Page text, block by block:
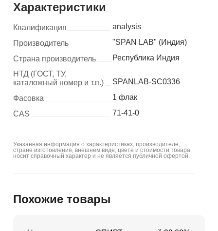
Характеристики
Квалификация
analysis
Производитель
"SPAN LAB" (Индия)
Страна производитель
Республика Индия
НТД (ГОСТ, ТУ,
каталожный номер и т.п.)
SPANLAB-SC0336
Фасовка
1 флак
CAS
71-41-0
Указанная информация о характеристиках, производителе,
стране изготовления, внешнем виде, цвете и стоимости товара
носит справочный характер и не является публичной офертой.
Похожие товары